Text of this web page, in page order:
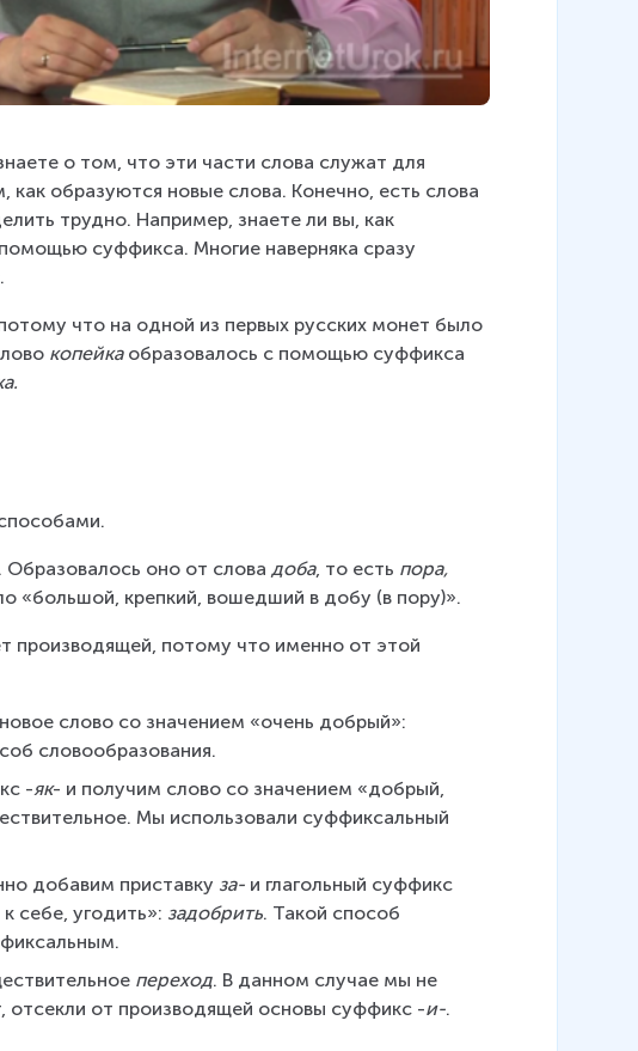
о том, что эти части слова служат для
образуются новые слова. Конечно, есть слова
трудно. Например, знаете ли вы, как
суффикса. Многие наверняка сразу
что на одной из первых русских монет было
копейка образовалось с помощью суффикса
Образовалось оно от слова доба, то есть пора,
«большой, крепкий, вошедший в добу (в пору)».
производящей, потому что именно от этой
слово со значением «очень добрый»:
словообразования.
-як- и получим слово со значением «добрый,
Мы использовали суффиксальный
добавим приставку за- и глагольный суффикс
себе, угодить»: задобрить. Такой способ
переход. В данном случае мы не
отсекли от производящей основы суффикс -и-.